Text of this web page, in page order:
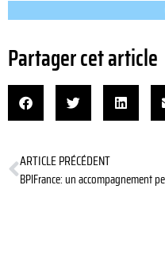
Partager cet article
ARTICLE PRÉCÉDENT